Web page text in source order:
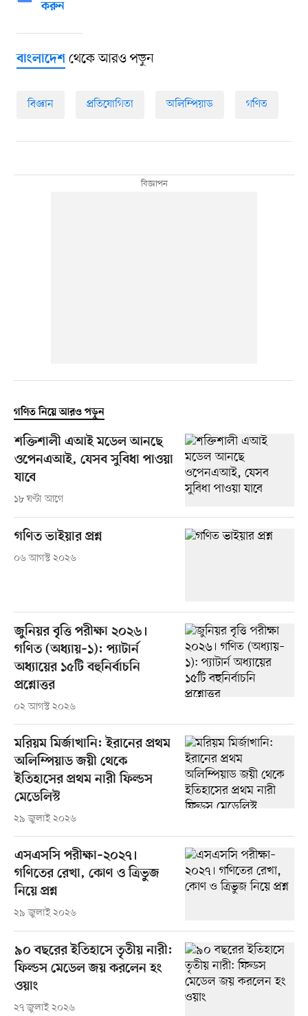
করুন
বাংলাদেশথেকে আরও পড়ুন
বিজ্ঞান প্রতিযোগিতা অলিম্পিয়াড গণিত
গণিত নিয়ে আরও পড়ুন
শক্তিশালী এআই মডেল আনছে
ওপেনএআই, যেসব সুবিধা পাওয়া
যাবে
১৮ ঘণ্টা আগে
গণিত ভাইয়ার প্রশ্ন
০৬ আগস্ট ২০২৬
জুনিয়র বৃত্তি পরীক্ষা ২০২৬।
গণিত (অধ্যায়–১): প্যাটার্ন
অধ্যায়ের ১৫টি বহুনির্বাচনি
প্রশ্নোত্তর
০২ আগস্ট ২০২৬
মরিয়ম মির্জাখানি: ইরানের প্রথম
অলিম্পিয়াড জয়ী থেকে
ইতিহাসের প্রথম নারী ফিল্ডস
মেডেলিস্ট
২৯ জুলাই ২০২৬
এসএসসি পরীক্ষা–২০২৭।
গণিতের রেখা, কোণ ও ত্রিভুজ
নিয়ে প্রশ্ন
২৯ জুলাই ২০২৬
৯০ বছরের ইতিহাসে তৃতীয় নারী:
ফিল্ডস মেডেল জয় করলেন হং
ওয়াং
২৭ জুলাই ২০২৬